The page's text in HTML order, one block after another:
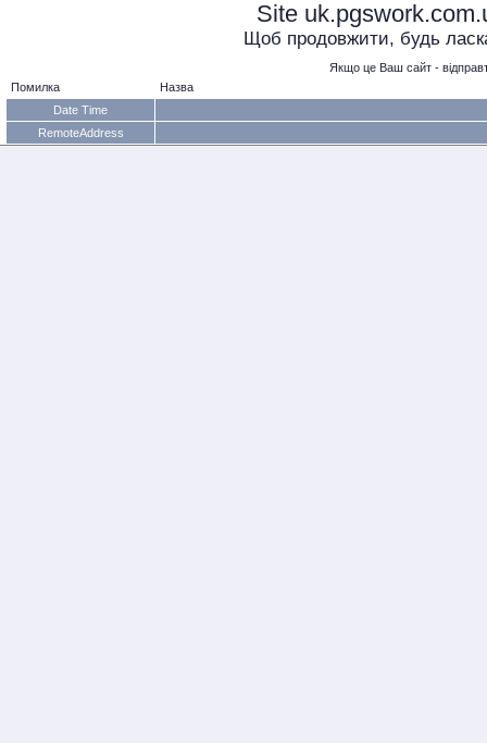
Site
Щоб продовжити, будь
Якщо це Ваш сайт -
Помилка
Назва
Date Time
RemoteAddress